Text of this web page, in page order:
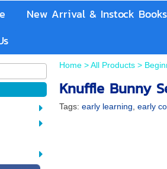
New Arrival & Instock Books
Home >All Products >
Knuffle Bunny
Tags:early learning ,early